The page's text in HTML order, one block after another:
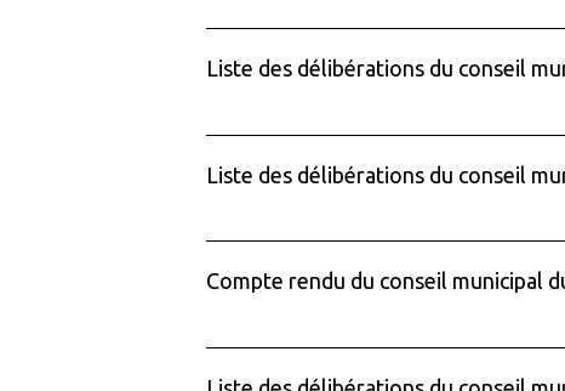
Liste des délibérations du conseil
Liste des délibérations du conseil
Compte rendu du conseil municipal